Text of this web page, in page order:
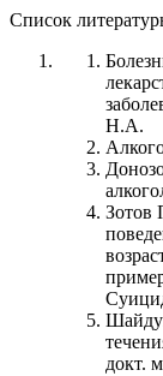
Список
Н.А.
Зотов
докт.